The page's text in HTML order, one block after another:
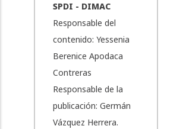
SPDI - DIMAC
Responsable del
contenido: Yessenia
Berenice Apodaca
Contreras
Responsable de la
publicación: Germán
Vázquez Herrera.